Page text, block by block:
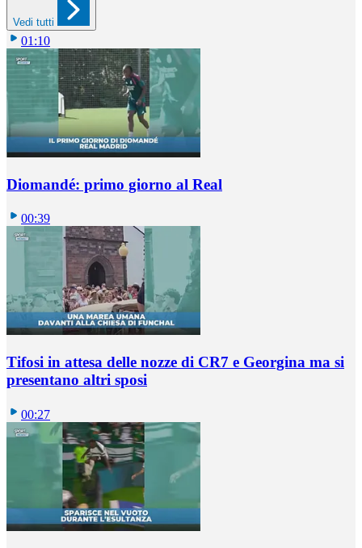
Vedi tutti
01:10
Diomandé: primo giorno al Real
00:39
Tifosi in attesa delle nozze di CR7 e Georgina ma si
presentano altri sposi
00:27